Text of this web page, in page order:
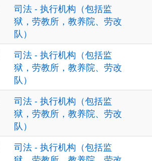
司法 - 执行机构（包括监
狱，劳教所，教养院、劳改
队）
司法 - 执行机构（包括监
狱，劳教所，教养院、劳改
队）
司法 - 执行机构（包括监
狱，劳教所，教养院、劳改
队）
司法 - 执行机构（包括监